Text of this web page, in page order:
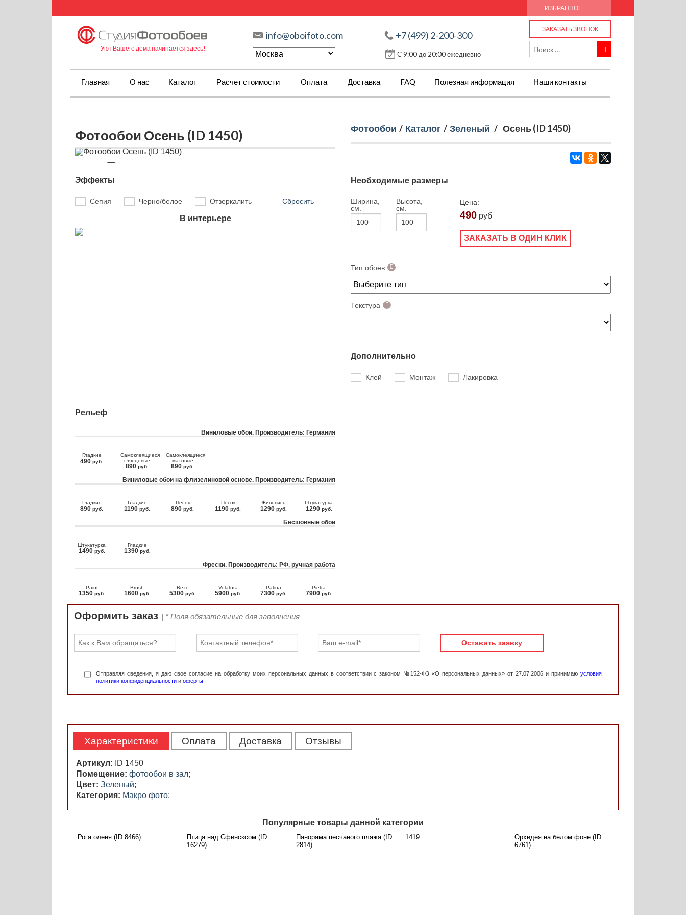
ИЗБРАННОЕ
Уют Вашего дома начинается здесь!
info@oboifoto.com +7 (499) 2-200-300
С 9:00 до 20:00 ежедневно
ЗАКАЗАТЬ ЗВОНОК
Главная О нас Каталог Расчет стоимости Оплата Доставка FAQ Полезная информация Наши контакты
Фотообои Осень (ID 1450)
Эффекты
Сепия Черно/белое Отзеркалить Сбросить
В интерьере
Фотообои / Каталог / Зеленый / Осень (ID 1450)
Необходимые размеры
Ширина,
см.
Высота,
см.
Цена:
490 руб
ЗАКАЗАТЬ В ОДИН КЛИК
Тип обоев
Текстура
Дополнительно
Клей Монтаж Лакировка
Рельеф
Виниловые обои. Производитель: Германия
Гладкие
490 руб.
Самоклеящиеся
глянцевые
890 руб.
Самоклеящиеся
матовые
890 руб.
Виниловые обои на флизелиновой основе. Производитель: Германия
Гладкие
890 руб.
Гладкие
1190 руб.
Песок
890 руб.
Песок
1190 руб.
Живопись
1290 руб.
Штукатурка
1290 руб.
Бесшовные обои
Штукатурка
1490 руб.
Гладкие
1390 руб.
Фрески. Производитель: РФ, ручная работа
Paint
1350 руб.
Brush
1600 руб.
Beze
5300 руб.
Velatura
5900 руб.
Patina
7300 руб.
Pietra
7900 руб.
Оформить заказ | * Поля обязательные для заполнения
Оставить заявку
Отправляя сведения, я даю свое согласие на обработку моих персональных данных в соответствии с законом №152-ФЗ «О персональных данных» от 27.07.2006 и принимаю условия
политики конфиденциальности и оферты
Характеристики Оплата Доставка Отзывы
Артикул:
ID 1450
Помещение: фотообои в зал;
Цвет: Зеленый;
Категория: Макро фото;
Популярные товары данной категории
Рога оленя (ID 8466)
Птица над Сфинсксом (ID
16279)
Панорама песчаного пляжа (ID
2814)
1419
Орхидея на белом фоне (ID
6761)